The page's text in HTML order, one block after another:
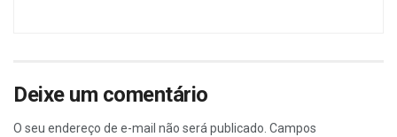
Deixe um comentário
O seu endereço de e-mail não será publicado. Campos